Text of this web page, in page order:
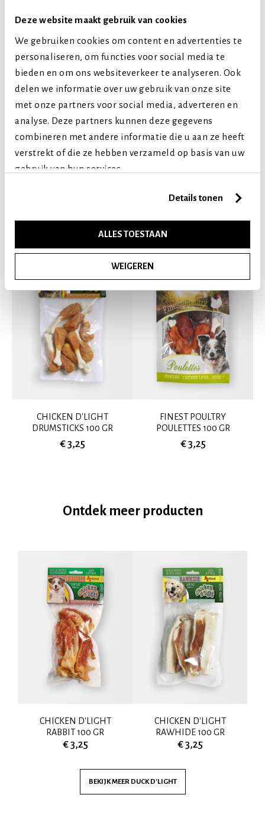
Deze website maakt gebruik van cookies
We gebruiken cookies om content en advertenties te
personaliseren, om functies voor social media te
bieden en om ons websiteverkeer te analyseren. Ook
delen we informatie over uw gebruik van onze site
met onze partners voor social media, adverteren en
analyse. Deze partners kunnen deze gegevens
combineren met andere informatie die u aan ze heeft
verstrekt of die ze hebben verzameld op basis van uw
gebruik van hun services.
Details tonen
ALLES TOESTAAN
WEIGEREN
Hondenras
Extra kleine honden
Kleine honden
Levensfase
Puppy (tot 1 jaar)
Volwassen (2-7 jaar)
Senior (8+ jaar)
CHICKEN D'LIGHT
DRUMSTICKS 100 GR
€ 3,25
FINEST POULTRY
POULETTES 100 GR
€ 3,25
Ontdek meer producten
CHICKEN D'LIGHT
RABBIT 100 GR
€ 3,25
CHICKEN D'LIGHT
RAWHIDE 100 GR
€ 3,25
BEKIJK MEER DUCK D'LIGHT